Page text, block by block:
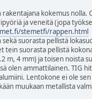
kokemus nolla.
ja veneitä (jopa
stemetfi/rappen.html
suorasta pellistä
tein suorasta pellistä
m, 4 mm) ja toisen noista
olen ammattilainen. TIG
Lentokone ei ole
muukaan metallista